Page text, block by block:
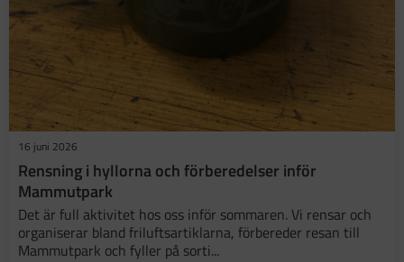
16 juni 2026
​Rensning i hyllorna och förberedelser inför
Mammutpark
Det är full aktivitet hos oss inför sommaren. Vi rensar och
organiserar bland friluftsartiklarna, förbereder resan till
Mammutpark och fyller på sorti...